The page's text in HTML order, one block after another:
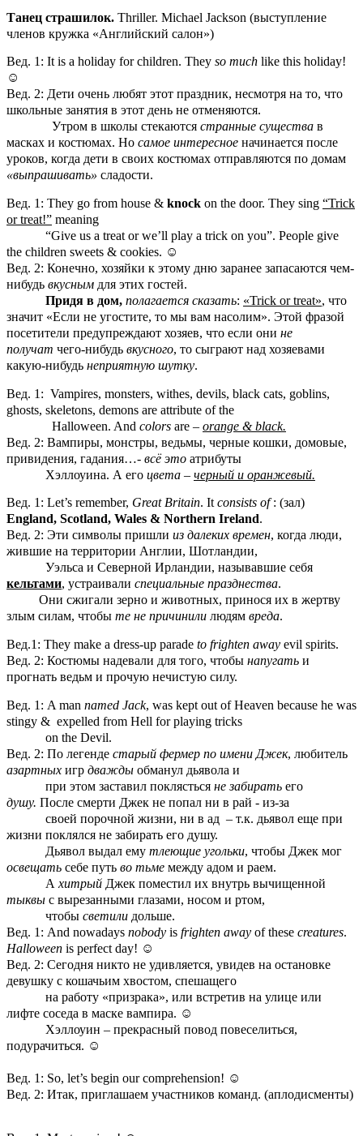
Танец страшилок. Thriller. Michael Jackson (выступление
членов кружка «Английский салон»)
Вед. 1: It is a holiday for children. They so much like this holiday!
☺
Вед. 2: Дети очень любят этот праздник, несмотря на то, что
школьные занятия в этот день не отменяются.
Утром в школы стекаются странные существа в
масках и костюмах. Но самое интересное начинается после
уроков, когда дети в своих костюмах отправляются по домам
«выпрашивать» сладости.
Вед. 1: They go from house & knock on the door. They sing “Trick
or treat!” meaning
“Give us a treat or we’ll play a trick on you”. People give
the children sweets & cookies. ☺
Вед. 2: Конечно, хозяйки к этому дню заранее запасаются чем-
нибудь вкусным для этих гостей.
Придя в дом, полагается сказать: «Trick or treat», что
значит «Если не угостите, то мы вам насолим». Этой фразой
посетители предупреждают хозяев, что если они не
получат чего-нибудь вкусного, то сыграют над хозяевами
какую-нибудь неприятную шутку.
Вед. 1: Vampires, monsters, withes, devils, black cats, goblins,
ghosts, skeletons, demons are attribute of the
Halloween. And colors are – orange & black.
Вед. 2: Вампиры, монстры, ведьмы, черные кошки, домовые,
привидения, гадания…- всё это атрибуты
Хэллоуина. А его цвета – черный и оранжевый.
Вед. 1: Let’s remember, Great Britain. It consists of: (зал)
England, Scotland, Wales & Northern Ireland.
Вед. 2: Эти символы пришли из далеких времен, когда люди,
жившие на территории Англии, Шотландии,
Уэльса и Северной Ирландии, называвшие себя
кельтами, устраивали специальные празднества.
Они сжигали зерно и животных, принося их в жертву
злым силам, чтобы те не причинили людям вреда.
Вед.1: They make a dress-up parade to frighten away evil spirits.
Вед. 2: Костюмы надевали для того, чтобы напугать и
прогнать ведьм и прочую нечистую силу.
Вед. 1: A man named Jack, was kept out of Heaven because he was
stingy & expelled from Hell for playing tricks
on the Devil.
Вед. 2: По легенде старый фермер по имени Джек, любитель
азартных игр дважды обманул дьявола и
при этом заставил поклясться не забирать его
душу. После смерти Джек не попал ни в рай - из-за
своей порочной жизни, ни в ад – т.к. дьявол еще при
жизни поклялся не забирать его душу.
Дьявол выдал ему тлеющие угольки, чтобы Джек мог
освещать себе путь во тьме между адом и раем.
А хитрый Джек поместил их внутрь вычищенной
тыквы с вырезанными глазами, носом и ртом,
чтобы светили дольше.
Вед. 1: And nowadays nobody is frighten away of these creatures.
Halloween is perfect day! ☺
Вед. 2: Сегодня никто не удивляется, увидев на остановке
девушку с кошачьим хвостом, спешащего
на работу «призрака», или встретив на улице или
лифте соседа в маске вампира. ☺
Хэллоуин – прекрасный повод повеселиться,
подурачиться. ☺
Вед. 1: So, let’s begin our comprehension! ☺
Вед. 2: Итак, приглашаем участников команд. (аплодисменты)